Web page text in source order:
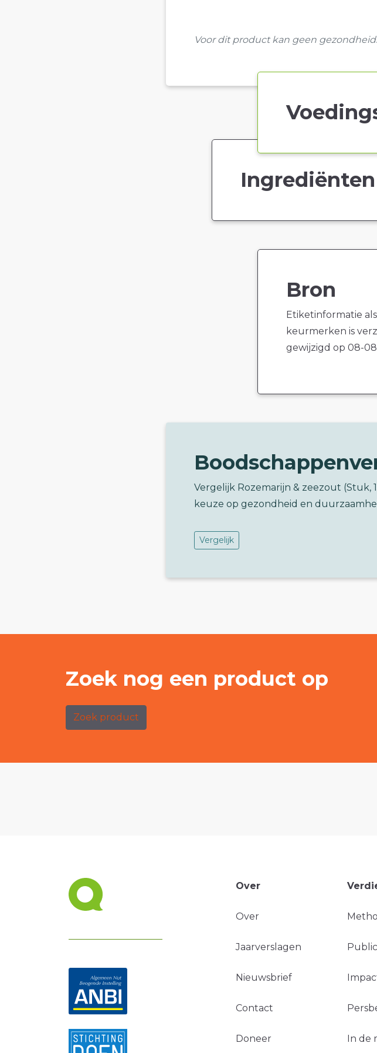
Voor dit product kan geen
Ingrediënten
Bron
Etiketinformatie
keurmerken is
gewijzigd op 08-
Vergelijk Rozemarijn & zeezout
keuze op gezondheid en
Vergelijk
Zoek nog een product op
Zoek product
Over
Over
Jaarverslagen
Nieuwsbrief
Contact
Doneer In de